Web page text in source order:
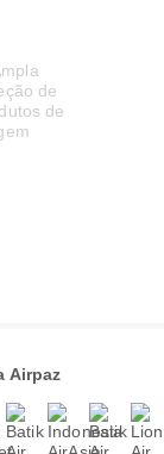
Airpaz